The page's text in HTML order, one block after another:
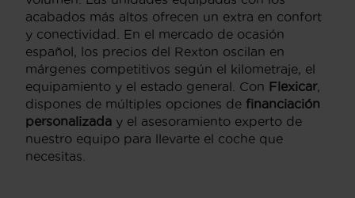
acabados más altos ofrecen un extra en confort
y conectividad. En el mercado de ocasión
español, los precios del Rexton oscilan en
márgenes competitivos según el kilometraje, el
equipamiento y el estado general. Con Flexicar,
dispones de múltiples opciones de financiación
personalizada y el asesoramiento experto de
nuestro equipo para llevarte el coche que
necesitas.